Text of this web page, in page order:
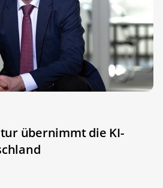
übernimmt die KI-